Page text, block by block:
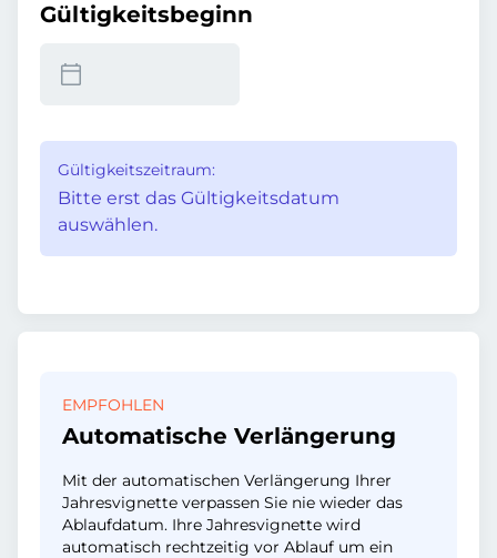
Gültigkeitsbeginn
Gültigkeitszeitraum:
Bitte erst das Gültigkeitsdatum
auswählen.
EMPFOHLEN
Automatische Verlängerung
Mit der automatischen Verlängerung Ihrer
Jahresvignette verpassen Sie nie wieder das
Ablaufdatum. Ihre Jahresvignette wird
automatisch rechtzeitig vor Ablauf um ein